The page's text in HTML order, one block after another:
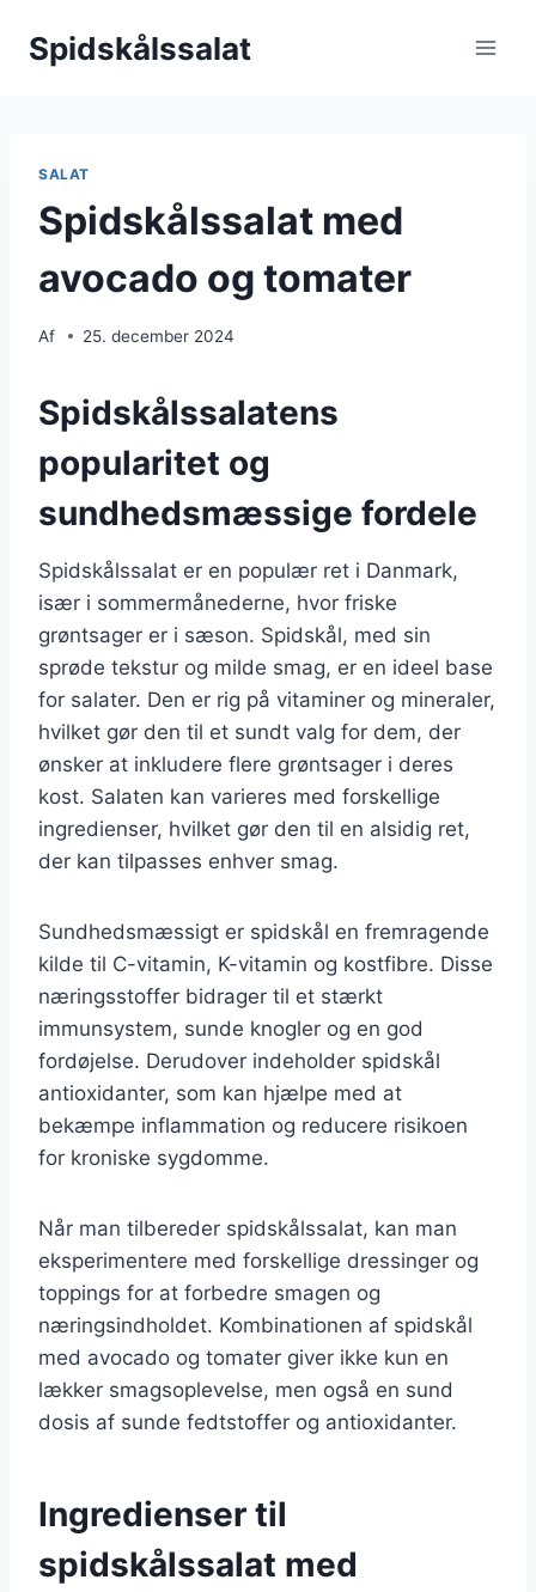
Spidskålssalat
SALAT
Spidskålssalat med
avocado og tomater
Af 25. december 2024
Spidskålssalatens
popularitet og
sundhedsmæssige fordele
Spidskålssalat er en populær ret i Danmark,
især i sommermånederne, hvor friske
grøntsager er i sæson. Spidskål, med sin
sprøde tekstur og milde smag, er en ideel base
for salater. Den er rig på vitaminer og mineraler,
hvilket gør den til et sundt valg for dem, der
ønsker at inkludere flere grøntsager i deres
kost. Salaten kan varieres med forskellige
ingredienser, hvilket gør den til en alsidig ret,
der kan tilpasses enhver smag.
Sundhedsmæssigt er spidskål en fremragende
kilde til C-vitamin, K-vitamin og kostfibre. Disse
næringsstoffer bidrager til et stærkt
immunsystem, sunde knogler og en god
fordøjelse. Derudover indeholder spidskål
antioxidanter, som kan hjælpe med at
bekæmpe inflammation og reducere risikoen
for kroniske sygdomme.
Når man tilbereder spidskålssalat, kan man
eksperimentere med forskellige dressinger og
toppings for at forbedre smagen og
næringsindholdet. Kombinationen af spidskål
med avocado og tomater giver ikke kun en
lækker smagsoplevelse, men også en sund
dosis af sunde fedtstoffer og antioxidanter.
Ingredienser til
spidskålssalat med